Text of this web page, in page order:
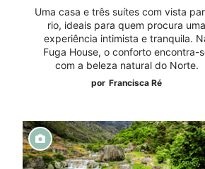
Uma casa e três suítes com vista
rio, ideais para quem procura uma
experiência intimista e tranquila.
Fuga House, o conforto encontra-
com a beleza natural do Norte.
por Francisca Ré